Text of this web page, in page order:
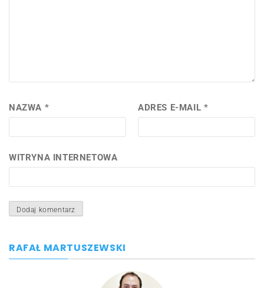
NAZWA * ADRES E-MAIL *
WITRYNA INTERNETOWA
RAFAŁ MARTUSZEWSKI